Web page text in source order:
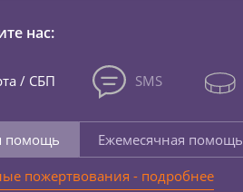
нас:
/ СБП SMS
помощь
Ежемесячная помощь
пожертвования - подробнее